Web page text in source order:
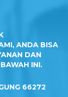
ANDA BISA
DAN
INI.
66272